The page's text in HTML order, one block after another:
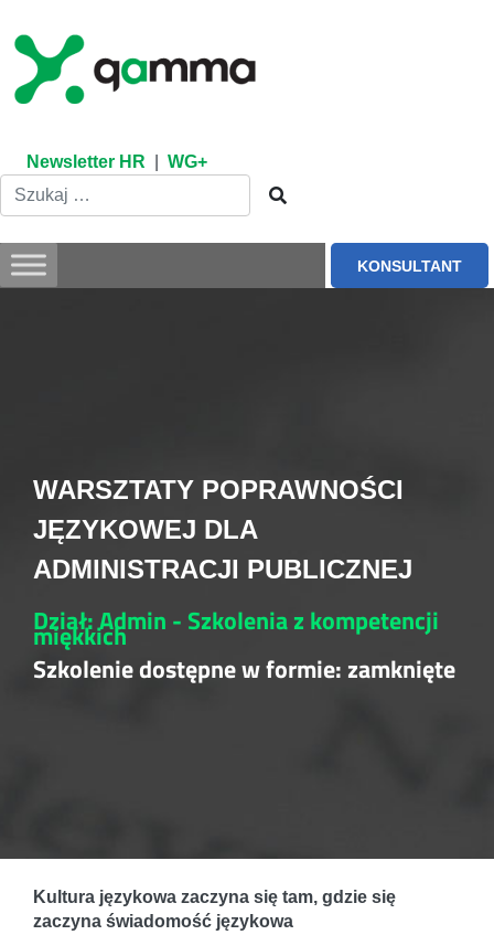
content
Newsletter HR WG+
KONSULTANT
WARSZTATY POPRAWNOŚCI
JĘZYKOWEJ DLA
ADMINISTRACJI PUBLICZNEJ
Dział: Admin - Szkolenia z kompetencji
miękkich
Szkolenie dostępne w formie: zamknięte
Kultura językowa zaczyna się tam, gdzie się
zaczyna świadomość językowa